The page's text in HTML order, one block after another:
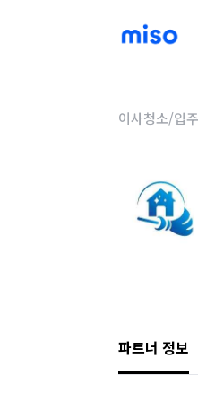
이사청소/입
파트너 정보